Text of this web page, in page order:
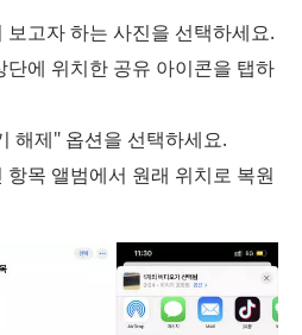
고자 하는 사진을 선택하세요.
단에 위치한 공유 아이콘을 탭하
해제" 옵션을 선택하세요.
목 앨범에서 원래 위치로 복원